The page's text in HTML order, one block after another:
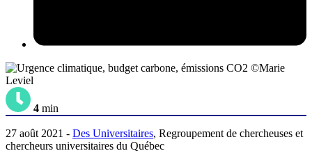
©Marie
Leviel
4 min
27 août 2021 - Des Universitaires, Regroupement de chercheuses et
chercheurs universitaires du Québec